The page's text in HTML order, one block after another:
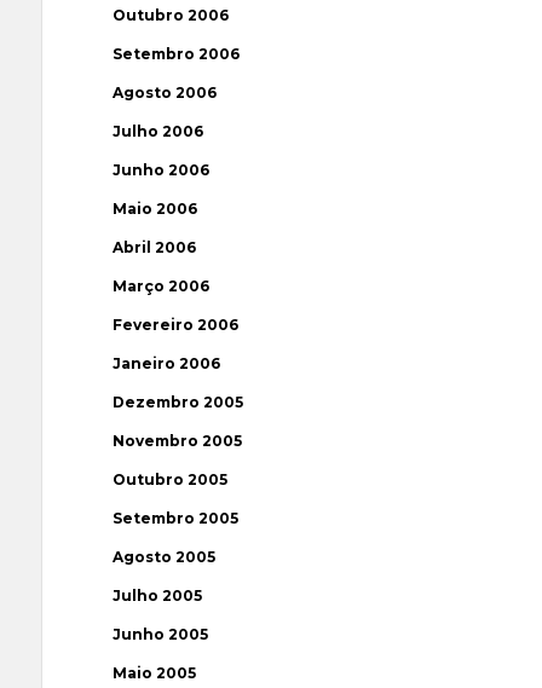
Outubro 2006
Setembro 2006
Agosto 2006
Julho 2006
Junho 2006
Maio 2006
Abril 2006
Março 2006
Fevereiro 2006
Janeiro 2006
Dezembro 2005
Novembro 2005
Outubro 2005
Setembro 2005
Agosto 2005
Julho 2005
Junho 2005
Maio 2005